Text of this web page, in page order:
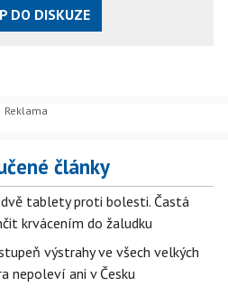
DO DISKUZE
články
tablety proti bolesti. Častá
krvácením do žaludku
výstrahy ve všech velkých
nepoleví ani v Česku